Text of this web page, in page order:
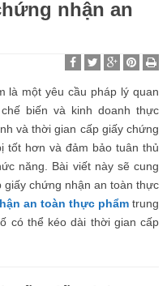
nhận an
là một yêu cầu pháp lý quan
biến và kinh doanh thực
và thời gian cấp giấy chứng
tốt hơn và đảm bảo tuân thủ
năng. Bài viết này sẽ cung
chứng nhận an toàn thực
an toàn thực phẩmtrung
có thể kéo dài thời gian cấp